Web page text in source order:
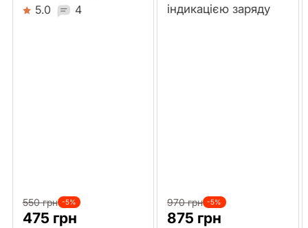
5.0 4
550 грн -5%
475 грн
індикацією заряду
970 грн -5%
875 грн